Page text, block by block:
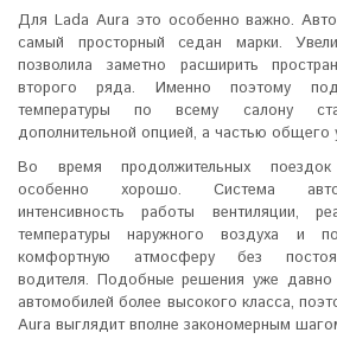
Для Lada Aura это особенно важно.
самый просторный седан марки.
позволила заметно расширить
второго ряда. Именно поэтому
температуры по всему салону
дополнительной опцией, а частью общего
Во время продолжительных
особенно хорошо. Система
интенсивность работы вентиляции,
температуры наружного воздуха и
комфортную атмосферу без
водителя. Подобные решения уже
автомобилей более высокого класса,
Aura выглядит вполне закономерным